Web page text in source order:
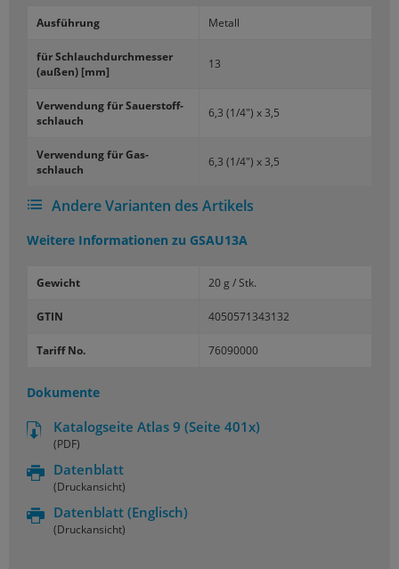
Aus­füh­rung Me­tall
für Schlauch­durch­mes­ser
(außen) [mm]
13
Ver­wen­dung für Sauer­stoff­
schlauch
6,3 (1/4") x 3,5
Ver­wen­dung für Gas­
schlauch
6,3 (1/4") x 3,5
Andere Varianten des Artikels
Weitere Informationen zu GSAU13A
Gewicht 20 g / Stk.
GTIN 4050571343132
Tariff No. 76090000
Dokumente
Katalogseite Atlas 9 (Seite 401x)
(PDF)
Datenblatt
(Druckansicht)
Datenblatt (Englisch)
(Druckansicht)